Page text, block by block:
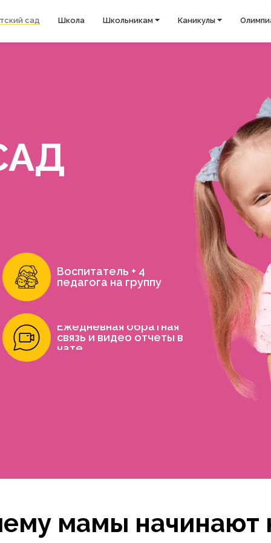
сад Школа Школьникам ⏷ Каникулы ⏷
Воспитатель + 4
педагога на группу
Ежедневная обратная
связь и видео отчеты в
чате
мамы начинают